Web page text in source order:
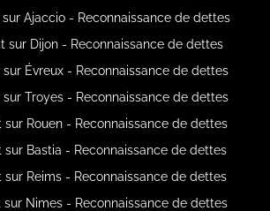
Ajaccio - Reconnaissance de dettes
sur Dijon - Reconnaissance de dettes
sur Évreux - Reconnaissance de dettes
sur Troyes - Reconnaissance de dettes
sur Rouen - Reconnaissance de dettes
sur Bastia - Reconnaissance de dettes
sur Reims - Reconnaissance de dettes
sur Nimes - Reconnaissance de dettes